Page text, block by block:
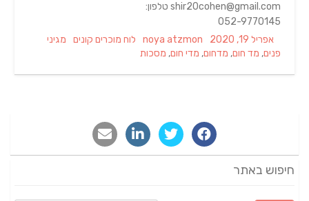
shir20cohen@gmail.com טלפון:
052-9770145
Posted
on
אפריל 19, 2020 Author
noya atzmon
Categories
לוח מוכרים קונים Tags
מגיני
פנים, מד חום, מדחום, מדי חום, מסכות
חיפוש באתר